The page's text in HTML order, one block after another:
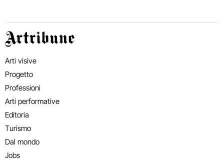
Artribune
Arti visive
Progetto
Professioni
Arti performative
Editoria
Turismo
Dal mondo
Jobs